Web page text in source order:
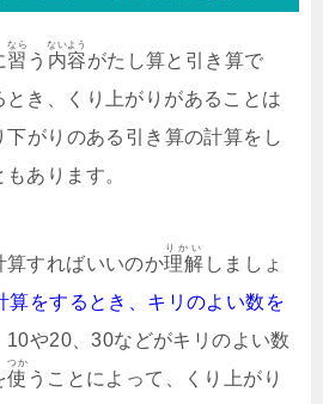
習
なら
う 内容
ないよう
がたし算と引き算で
き、くり上がりがあることは
下がりのある引き算の計算をし
あります。
算すればいいのか理解
りかい
しましょ
算をするとき、キリのよい数を
10や20、30などがキリのよい数
使
つか
うことによって、くり上がり